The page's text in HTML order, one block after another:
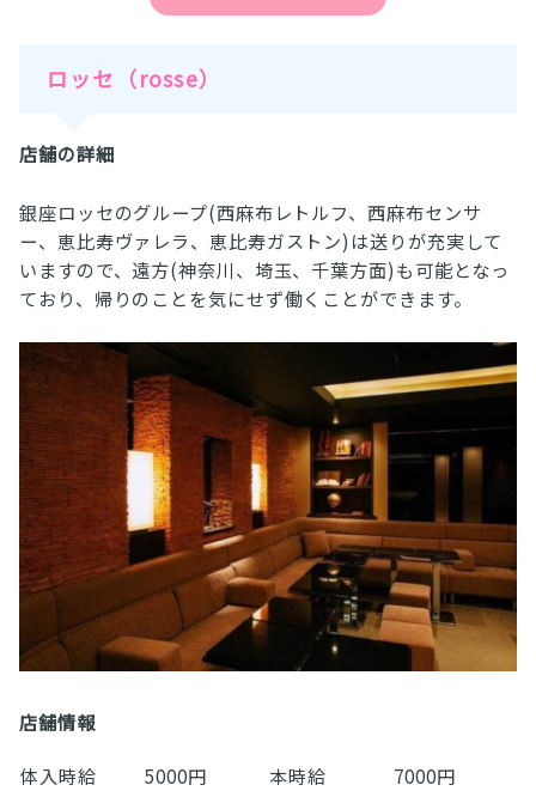
ロッセ（rosse）
店舗の詳細
銀座ロッセのグループ(西麻布レトルフ、西麻布センサ
ー、恵比寿ヴァレラ、恵比寿ガストン)は送りが充実して
いますので、遠方(神奈川、埼玉、千葉方面)も可能となっ
ており、帰りのことを気にせず働くことができます。
店舗情報
体入時給 5000円 本時給
7000円